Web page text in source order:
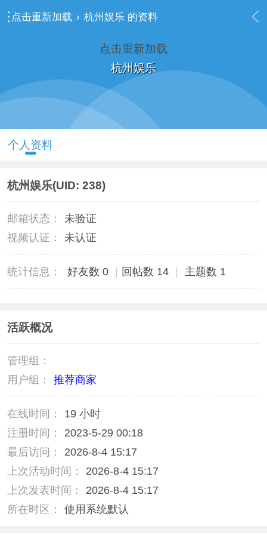
点击重新加载 › 杭州娱乐 的资料
点击重新加载
杭州娱乐
个人资料
杭州娱乐(UID: 238)
邮箱状态：
未验证
视频认证：
未认证
统计信息： 好友数 0 回帖数 14 主题数 1
活跃概况
管理组：
用户组：
推荐商家
在线时间：
19 小时
注册时间：
2023-5-29 00:18
最后访问：
2026-8-4 15:17
上次活动时间：
2026-8-4 15:17
上次发表时间：
2026-8-4 15:17
所在时区：
使用系统默认